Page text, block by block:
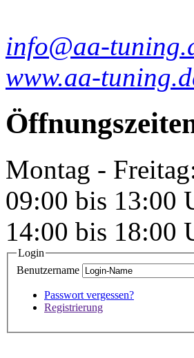
info@aa-
www.aa-
Montag -
09:00 bis 13:00
14:00 bis 18:00
Login
Benutzername
Passwort vergessen?
Registrierung